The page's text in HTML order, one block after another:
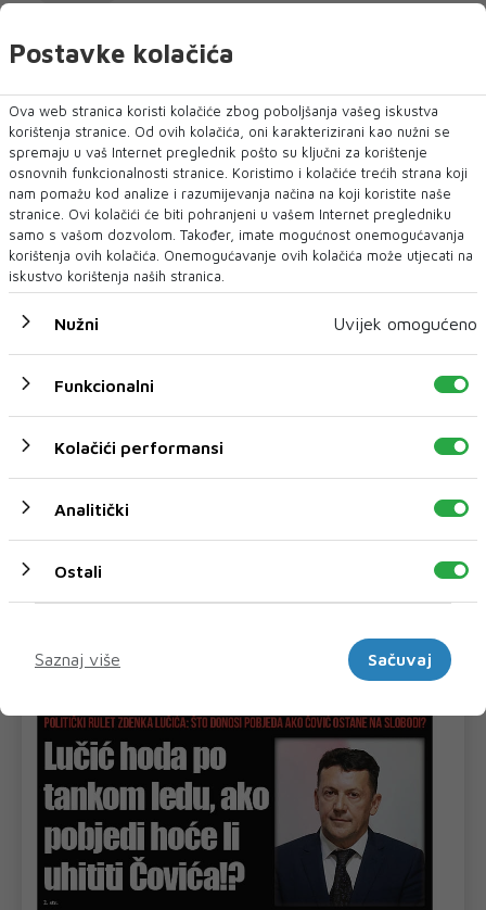
NAJNOVIJE
STANJE U JP 'KOMUNALNO' MOSTAR NE PRESTAJE BITI
radnika skrenuti na marginu?
Većina otpuštenih radnika mostarskog gradskog poduzeća
Postavke kolačića
Ova web stranica koristi kolačiće zbog poboljšanja vašeg iskustva
korištenja stranice. Od ovih kolačića, oni karakterizirani kao nužni se
spremaju u vaš Internet preglednik pošto su ključni za korištenje
osnovnih funkcionalnosti stranice. Koristimo i kolačiće trećih strana koji
nam pomažu kod analize i razumijevanja načina na koji koristite naše
stranice. Ovi kolačići će biti pohranjeni u vašem Internet pregledniku
samo s vašom dozvolom. Također, imate mogućnost onemogućavanja
korištenja ovih kolačića. Onemogućavanje ovih kolačića može utjecati na
iskustvo korištenja naših stranica.
Nužni Uvijek omogućeno
Funkcionalni
Kolačići performansi
Analitički
Ostali
Saznaj više
Sačuvaj